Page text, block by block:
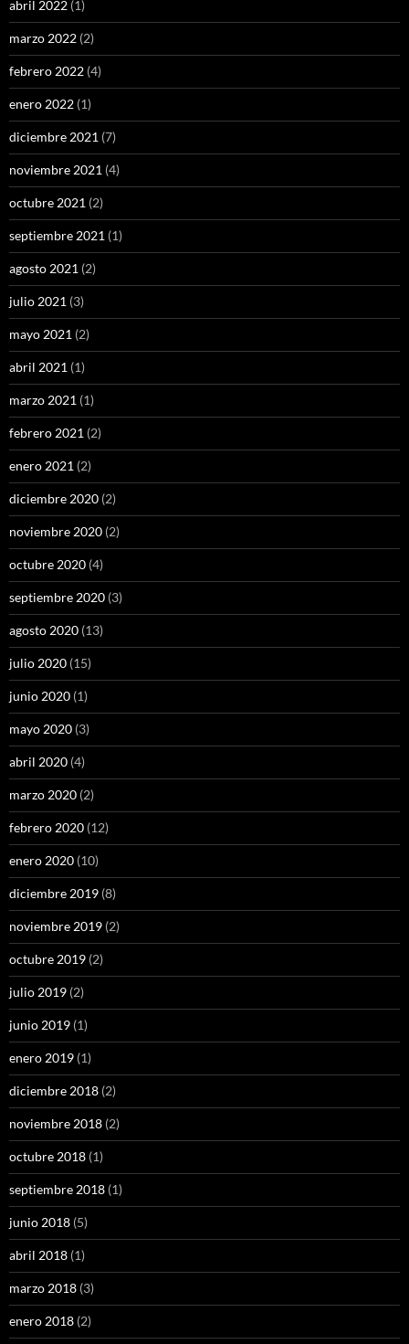
abril 2022 (1)
marzo 2022 (2)
febrero 2022 (4)
enero 2022 (1)
diciembre 2021 (7)
noviembre 2021 (4)
octubre 2021 (2)
septiembre 2021 (1)
agosto 2021 (2)
julio 2021 (3)
mayo 2021 (2)
abril 2021 (1)
marzo 2021 (1)
febrero 2021 (2)
enero 2021 (2)
diciembre 2020 (2)
noviembre 2020 (2)
octubre 2020 (4)
septiembre 2020 (3)
agosto 2020 (13)
julio 2020 (15)
junio 2020 (1)
mayo 2020 (3)
abril 2020 (4)
marzo 2020 (2)
febrero 2020 (12)
enero 2020 (10)
diciembre 2019 (8)
noviembre 2019 (2)
octubre 2019 (2)
julio 2019 (2)
junio 2019 (1)
enero 2019 (1)
diciembre 2018 (2)
noviembre 2018 (2)
octubre 2018 (1)
septiembre 2018 (1)
junio 2018 (5)
abril 2018 (1)
marzo 2018 (3)
enero 2018 (2)